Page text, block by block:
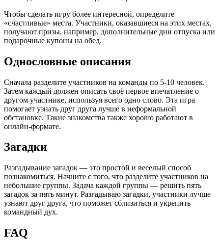
Чтобы сделать игру более интересной, определите
«счастливые» места. Участники, оказавшиеся на этих местах,
получают призы, например, дополнительные дни отпуска или
подарочные купоны на обед.
Однословные описания
Сначала разделите участников на команды по 5-10 человек.
Затем каждый должен описать своё первое впечатление о
другом участнике, используя всего одно слово. Эта игра
помогает узнать друг друга лучше в неформальной
обстановке. Такие знакомства также хорошо работают в
онлайн-формате.
Загадки
Разгадывание загадок — это простой и веселый способ
познакомиться. Начните с того, что разделите участников на
небольшие группы. Задача каждой группы — решить пять
загадок за пять минут. Разгадываю загадки, участники лучше
узнают друг друга, что поможет сблизиться и укрепить
командный дух.
FAQ